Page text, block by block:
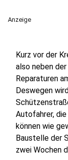
Anzeige
Kurz vor der
also neben
Reparaturen
Deswegen
Autofahrer,
können wie
Baustelle der
zwei Wochen